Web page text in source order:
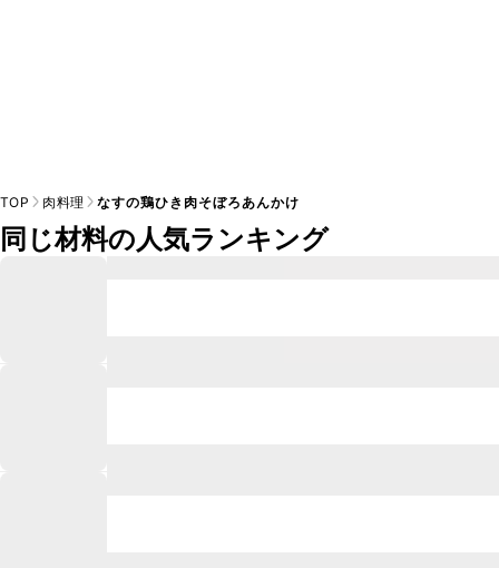
TOP 肉料理 なすの鶏ひき肉そぼろあんかけ
同じ材料の人気ランキング